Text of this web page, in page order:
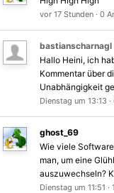
vor 17 Stunden · 0
bastianscharnagl
Hallo Heini, ich
Kommentar über
Unabhängigkeit
Dienstag um 13:13 ·
ghost_69
Wie viele
man, um eine
auszuwechseln?
Dienstag um 11:51 ·